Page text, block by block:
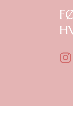
I
a